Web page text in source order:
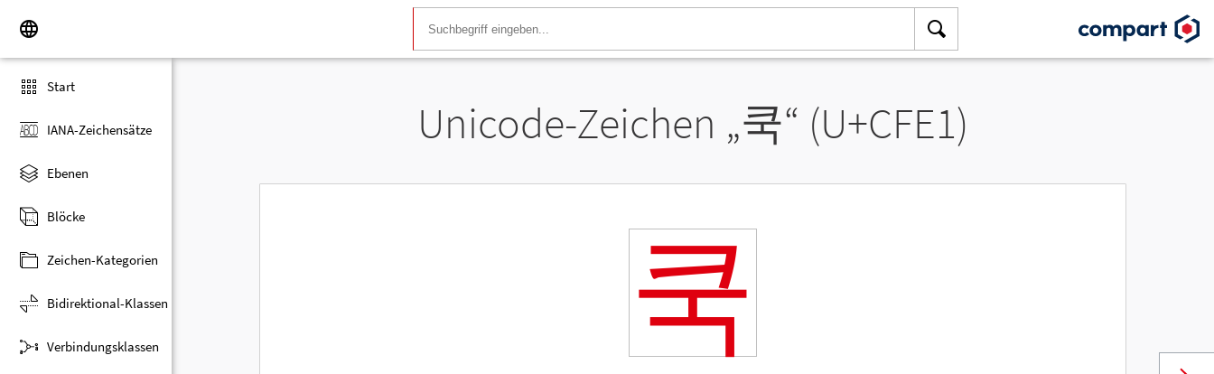
Start
IANA-Zeichensätze
Ebenen
Blöcke
Zeichen-Kategorien
Bidirektional-Klassen
Verbindungsklassen
Unicode-Zeichen „쿡“ (U+CFE1)
쿡